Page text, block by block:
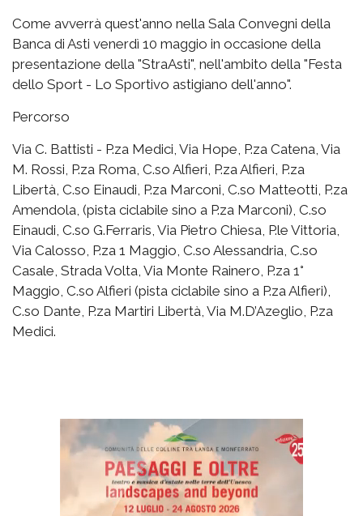
Come avverrà quest'anno nella Sala Convegni della
Banca di Asti venerdì 10 maggio in occasione della
presentazione della "StraAsti", nell'ambito della "Festa
dello Sport - Lo Sportivo astigiano dell'anno".
Percorso
Via C. Battisti - P.za Medici, Via Hope, P.za Catena, Via
M. Rossi, P.za Roma, C.so Alfieri, P.za Alfieri, P.za
Libertà, C.so Einaudi, P.za Marconi, C.so Matteotti, P.za
Amendola, (pista ciclabile sino a P.za Marconi), C.so
Einaudi, C.so G.Ferraris, Via Pietro Chiesa, P.le Vittoria,
Via Calosso, P.za 1 Maggio, C.so Alessandria, C.so
Casale, Strada Volta, Via Monte Rainero, P.za 1°
Maggio, C.so Alfieri (pista ciclabile sino a P.za Alfieri),
C.so Dante, P.za Martiri Libertà, Via M.D’Azeglio, P.za
Medici.